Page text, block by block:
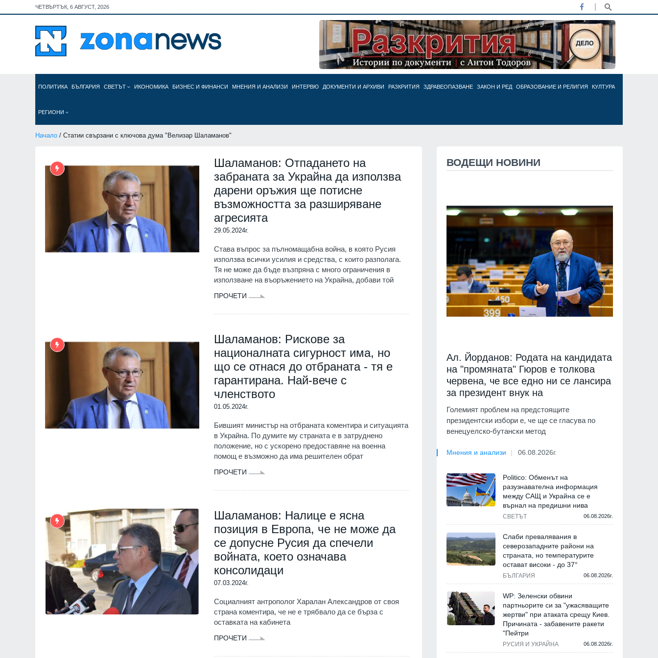
ЧЕТВЪРТЪК, 6 АВГУСТ, 2026
ПОЛИТИКА БЪЛГАРИЯ СВЕТЪТ ИКОНОМИКА БИЗНЕС И ФИНАНСИ МНЕНИЯ И АНАЛИЗИ ИНТЕРВЮ ДОКУМЕНТИ И АРХИВИ РАЗКРИТИЯ ЗДРАВЕОПАЗВАНЕ ЗАКОН И РЕД ОБРАЗОВАНИЕ И РЕЛИГИЯ КУЛТУРА
РЕГИОНИ
Начало / Статии свързани с ключова дума "Велизар Шаламанов"
Шаламанов: Отпадането на
забраната за Украйна да използва
дарени оръжия ще потисне
възможността за разширяване
агресията
29.05.2024г.
Става въпрос за пълномащабна война, в която Русия
използва всички усилия и средства, с които разполага.
Тя не може да бъде възпряна с много ограничения в
използване на въоръжението на Украйна, добави той
ПРОЧЕТИ
Шаламанов: Рискове за
националната сигурност има, но
що се отнася до отбраната - тя е
гарантирана. Най-вече с
членството
01.05.2024г.
Бившият министър на отбраната коментира и ситуацията
в Украйна. По думите му страната е в затруднено
положение, но с ускорено предоставяне на военна
помощ е възможно да има решителен обрат
ПРОЧЕТИ
Шаламанов: Налице е ясна
позиция в Европа, че не може да
се допусне Русия да спечели
войната, което означава
консолидаци
07.03.2024г.
Социалният антрополог Харалан Александров от своя
страна коментира, че не е трябвало да се бърза с
оставката на кабинета
ПРОЧЕТИ
ВОДЕЩИ НОВИНИ
Ал. Йорданов: Родата на кандидата
на "промяната" Гюров е толкова
червена, че все едно ни се лансира
за президент внук на
Големият проблем на предстоящите
президентски избори е, че ще се гласува по
венецуелско-бутански метод
Мнения и анализи 06.08.2026г.
Politico: Обменът на
разузнавателна информация
между САЩ и Украйна се е
върнал на предишни нива
СВЕТЪТ 06.08.2026г.
Слаби превалявания в
северозападните райони на
страната, но температурите
остават високи - до 37°
БЪЛГАРИЯ 06.08.2026г.
WP: Зеленски обвини
партньорите си за "ужасяващите
жертви" при атаката срещу Киев.
Причината - забавените ракети
"Пейтри
РУСИЯ И УКРАЙНА 06.08.2026г.